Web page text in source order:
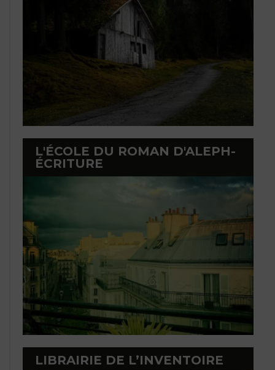
L'ÉCOLE DU ROMAN D'ALEPH-
ÉCRITURE
LIBRAIRIE DE L’INVENTOIRE